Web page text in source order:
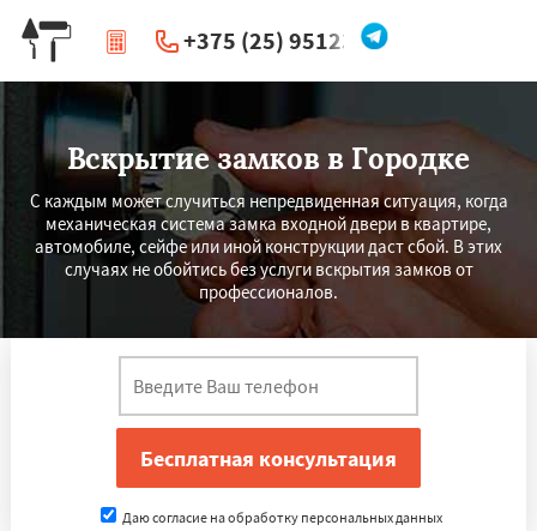
+375 (25) 951234
| Перезвоните мне
Вскрытие замков в Городке
С каждым может случиться непредвиденная ситуация, когда
механическая система замка входной двери в квартире,
автомобиле, сейфе или иной конструкции даст сбой. В этих
случаях не обойтись без услуги вскрытия замков от
профессионалов.
Даю согласие на обработку персональных данных